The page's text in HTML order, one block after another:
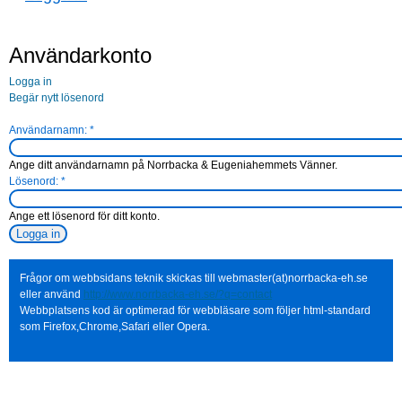
Användarkonto
Logga in
Begär nytt lösenord
Användarnamn: *
Ange ditt användarnamn på Norrbacka & Eugeniahemmets Vänner.
Lösenord: *
Ange ett lösenord för ditt konto.
Frågor om webbsidans teknik skickas till webmaster(at)norrbacka-eh.se
eller använd http://www.norrbacka-eh.se/?q=contact
Webbplatsens kod är optimerad för webbläsare som följer html-standard
som Firefox,Chrome,Safari eller Opera.